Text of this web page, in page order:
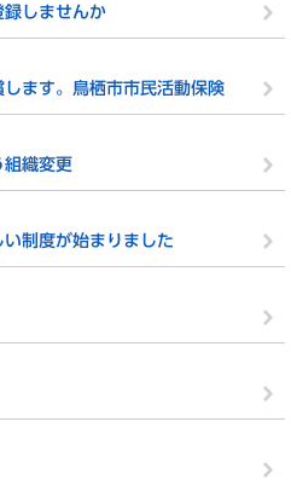
録しませんか
ます。鳥栖市市民活動保険
組織変更
制度が始まりました